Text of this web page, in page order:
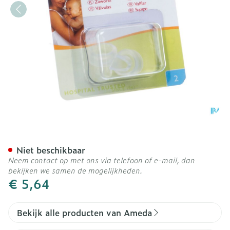
€ 5,64
Niet beschikbaar
Neem contact op met ons via telefoon of e-mail, dan
bekijken we samen de mogelijkheden.
Bekijk alle producten van Ameda